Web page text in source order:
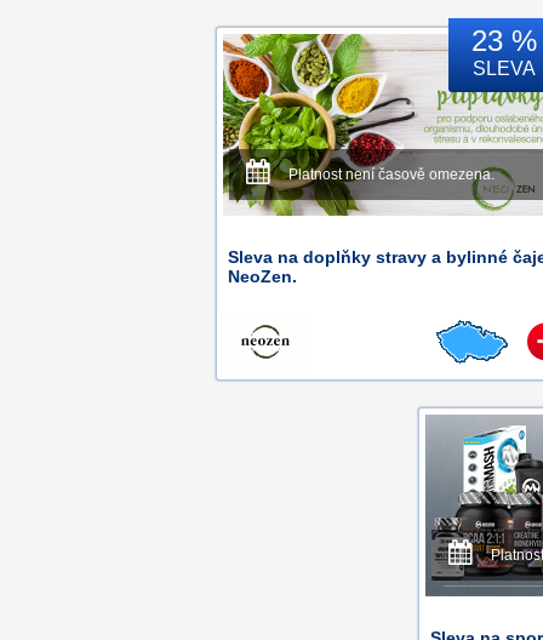
23 %
SLEVA
Platnost není časově omezena.
Sleva na doplňky stravy a bylinné
NeoZen.